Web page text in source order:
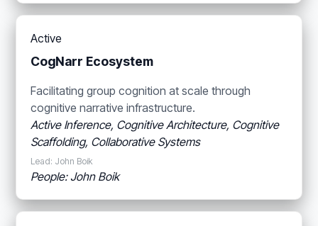
Active
CogNarr Ecosystem
Facilitating group cognition at scale through
cognitive narrative infrastructure.
Active Inference, Cognitive Architecture, Cognitive
Scaffolding, Collaborative Systems
Lead: John Boik
People: John Boik